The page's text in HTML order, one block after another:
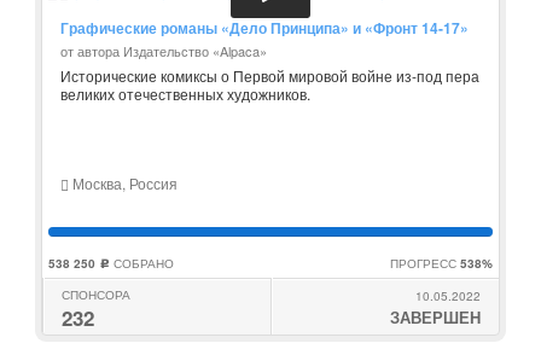
Графические романы «Дело Принципа» и «Фронт 14-17»
от автора Издательство «Alpaca»
Исторические комиксы о Первой мировой войне из-под пера
великих отечественных художников.
Москва, Россия
538 250 c СОБРАНО ПРОГРЕСС 538%
СПОНСОРА
232
10.05.2022
ЗАВЕРШЕН